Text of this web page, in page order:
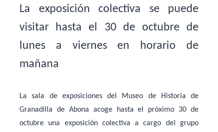
La exposición colectiva se puede
visitar hasta el 30 de octubre de
lunes a viernes en horario de
mañana
La sala de exposiciones del Museo de Historia de
Granadilla de Abona acoge hasta el próximo 30 de
octubre una exposición colectiva a cargo del grupo